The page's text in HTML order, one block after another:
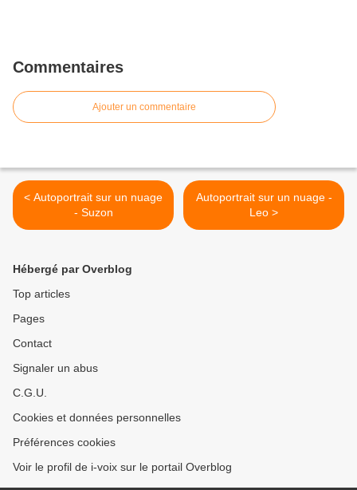
Commentaires
Ajouter un commentaire
< Autoportrait sur un nuage
- Suzon
Autoportrait sur un nuage -
Leo >
Hébergé par Overblog
Top articles
Pages
Contact
Signaler un abus
C.G.U.
Cookies et données personnelles
Préférences cookies
Voir le profil de i-voix sur le portail Overblog